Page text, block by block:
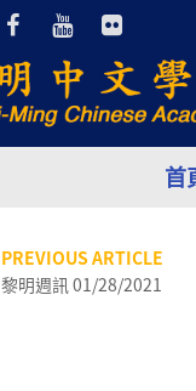
首
PREVIOUS ARTICLE
黎明週訊 01/28/2021